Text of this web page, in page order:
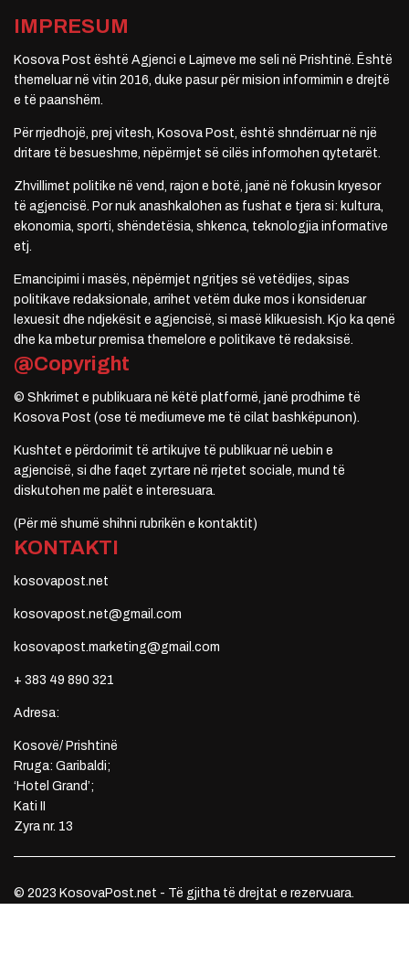
IMPRESUM
Kosova Post është Agjenci e Lajmeve me seli në Prishtinë. Është
themeluar në vitin 2016, duke pasur për mision informimin e drejtë
e të paanshëm.
Për rrjedhojë, prej vitesh, Kosova Post, është shndërruar në një
dritare të besueshme, nëpërmjet së cilës informohen qytetarët.
Zhvillimet politike në vend, rajon e botë, janë në fokusin kryesor
të agjencisë. Por nuk anashkalohen as fushat e tjera si: kultura,
ekonomia, sporti, shëndetësia, shkenca, teknologjia informative
etj.
Emancipimi i masës, nëpërmjet ngritjes së vetëdijes, sipas
politikave redaksionale, arrihet vetëm duke mos i konsideruar
lexuesit dhe ndjekësit e agjencisë, si masë klikuesish. Kjo ka qenë
dhe ka mbetur premisa themelore e politikave të redaksisë.
@Copyright
© Shkrimet e publikuara në këtë platformë, janë prodhime të
Kosova Post (ose të mediumeve me të cilat bashkëpunon).
Kushtet e përdorimit të artikujve të publikuar në uebin e
agjencisë, si dhe faqet zyrtare në rrjetet sociale, mund të
diskutohen me palët e interesuara.
(Për më shumë shihni rubrikën e kontaktit)
KONTAKTI
kosovapost.net
kosovapost.net@gmail.com
kosovapost.marketing@gmail.com
+ 383 49 890 321
Adresa:
Kosovë/ Prishtinë
Rruga: Garibaldi;
‘Hotel Grand’;
Kati II
Zyra nr. 13
© 2023 KosovaPost.net - Të gjitha të drejtat e rezervuara.